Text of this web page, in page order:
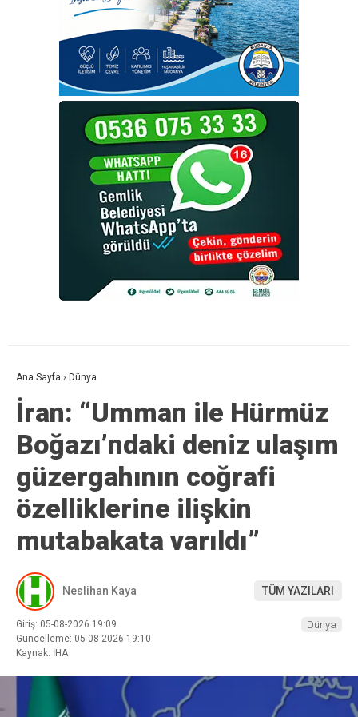
Ana Sayfa › Dünya
İran: “Umman ile Hürmüz
Boğazı’ndaki deniz ulaşım
güzergahının coğrafi
özelliklerine ilişkin
mutabakata varıldı”
Neslihan Kaya TÜM YAZILARI
Giriş: 05-08-2026 19:09
Güncelleme: 05-08-2026 19:10
Kaynak: İHA
Dünya